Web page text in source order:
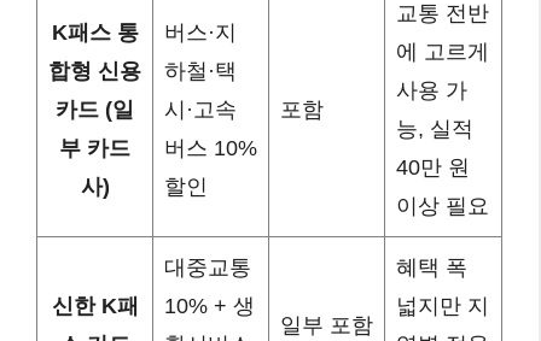
K패스 통
합형 신용
카드 (일
부 카드
사)
버스·지
하철·택
시·고속
버스 10%
할인
포함
교통 전반
에 고르게
사용 가
능, 실적
40만 원
이상 필요
신한 K패
대중교통
10% + 생
일부 포함
혜택 폭
넓지만 지